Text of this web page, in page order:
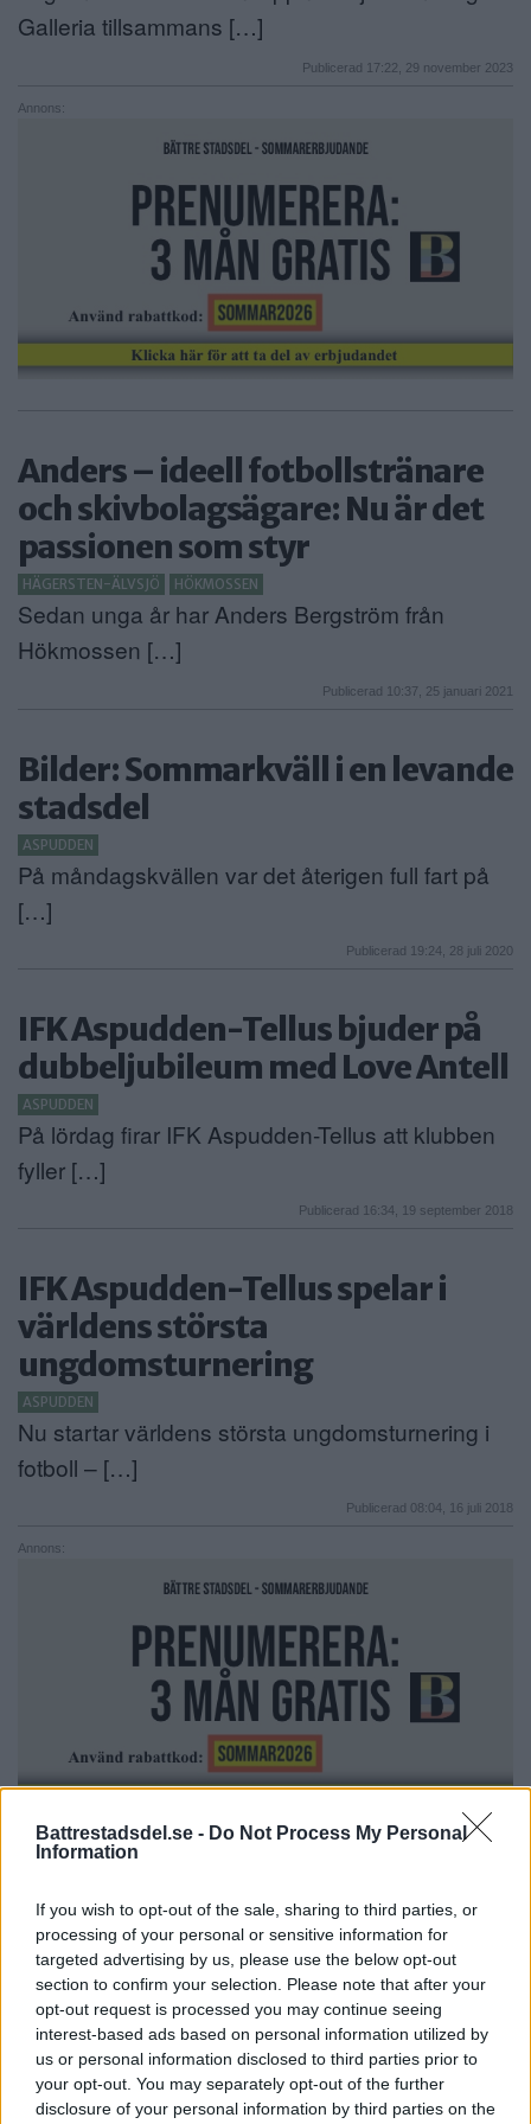
Battrestadsdel.se - Do Not Process My Personal
Information
If you wish to opt-out of the sale, sharing to third parties, or
processing of your personal or sensitive information for
targeted advertising by us, please use the below opt-out
section to confirm your selection. Please note that after your
opt-out request is processed you may continue seeing
interest-based ads based on personal information utilized by
us or personal information disclosed to third parties prior to
your opt-out. You may separately opt-out of the further
disclosure of your personal information by third parties on the
Galleria tillsammans […]
Publicerad 17:22, 29 november 2023
Annons:
Anders – ideell fotbollstränare
och skivbolagsägare: Nu är det
passionen som styr
HÄGERSTEN-ÄLVSJÖ HÖKMOSSEN
Sedan unga år har Anders Bergström från
Hökmossen […]
Publicerad 10:37, 25 januari 2021
Bilder: Sommarkväll i en levande
stadsdel
ASPUDDEN
På måndagskvällen var det återigen full fart på
[…]
Publicerad 19:24, 28 juli 2020
IFK Aspudden-Tellus bjuder på
dubbeljubileum med Love Antell
ASPUDDEN
På lördag firar IFK Aspudden-Tellus att klubben
fyller […]
Publicerad 16:34, 19 september 2018
IFK Aspudden-Tellus spelar i
världens största
ungdomsturnering
ASPUDDEN
Nu startar världens största ungdomsturnering i
fotboll – […]
Publicerad 08:04, 16 juli 2018
Annons:
Fotbollsklubb inför krav på
utdrag ur polisens
belastningsregister
ASPUDDEN
IFK Aspudden-Tellus inför krav på att alla ledare
[…]